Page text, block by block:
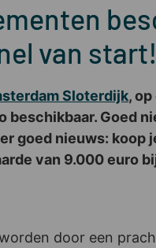
van start!
Sloterdijk,
beschikbaar. Goed
goed nieuws: koop
van 9.000 euro
door een